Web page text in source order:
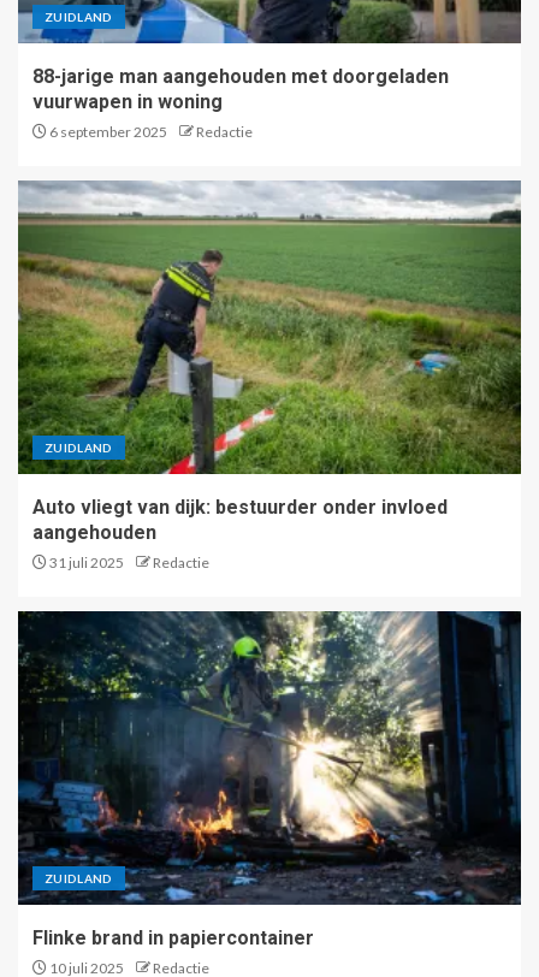
ZUIDLAND
88-jarige man aangehouden met doorgeladen
vuurwapen in woning
6 september 2025 Redactie
ZUIDLAND
Auto vliegt van dijk: bestuurder onder invloed
aangehouden
31 juli 2025 Redactie
ZUIDLAND
Flinke brand in papiercontainer
10 juli 2025 Redactie